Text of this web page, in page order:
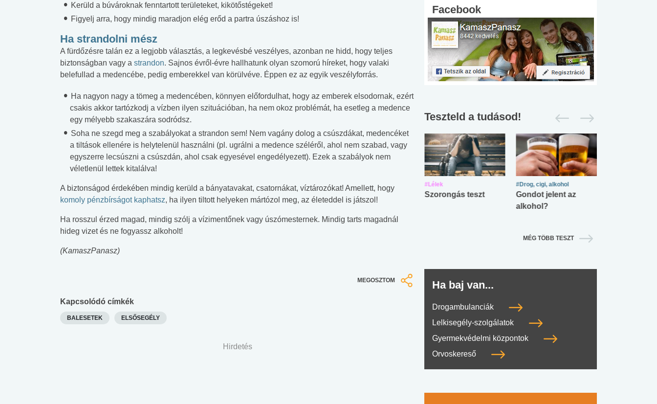
Kerüld a búvároknak fenntartott területeket, kikötőstégeket!
Figyelj arra, hogy mindig maradjon elég erőd a partra úszáshoz is!
Ha strandolni mész
A fürdőzésre talán ez a legjobb választás, a legkevésbé veszélyes, azonban ne hidd, hogy teljes
biztonságban vagy a strandon. Sajnos évről-évre hallhatunk olyan szomorú híreket, hogy valaki
belefullad a medencébe, pedig emberekkel van körülvéve. Éppen ez az egyik veszélyforrás.
Ha nagyon nagy a tömeg a medencében, könnyen előfordulhat, hogy az emberek elsodornak, ezért
csakis akkor tartózkodj a vízben ilyen szituációban, ha nem okoz problémát, ha esetleg a medence
egy mélyebb szakaszára sodródsz.
Soha ne szegd meg a szabályokat a strandon sem! Nem vagány dolog a csúszdákat, medencéket
a tiltások ellenére is helytelenül használni (pl. ugrálni a medence széléről, ahol nem szabad, vagy
egyszerre lecsúszni a csúszdán, ahol csak egyesével engedélyezett). Ezek a szabályok nem
véletlenül lettek kitalálva!
A biztonságod érdekében mindig kerüld a bányatavakat, csatornákat, víztározókat! Amellett, hogy
komoly pénzbírságot kaphatsz, ha ilyen tiltott helyeken mártózol meg, az életeddel is játszol!
Ha rosszul érzed magad, mindig szólj a vízimentőnek vagy úszómesternek. Mindig tarts magadnál
hideg vizet és ne fogyassz alkoholt!
(KamaszPanasz)
MEGOSZTOM
Kapcsolódó címkék
BALESETEK ELSŐSEGÉLY
Hirdetés
Facebook
Teszteld a tudásod!
#Zöldövezet
Mekkora az ökológiai
lábnyomod?
#Betegségek
Elsősegély
tudásteszt
#Suli, munka
Angol középfokú
nyelvvizsga teszt -
No.42
#Suli, munka
Internet-függőség
#Lélek
Szorongás teszt
#Drog, cigi, alkohol
Gondot jelent az
alkohol?
MÉG TÖBB TESZT
Ha baj van...
Drogambulanciák
Lelkisegély-szolgálatok
Gyermekvédelmi központok
Orvoskereső